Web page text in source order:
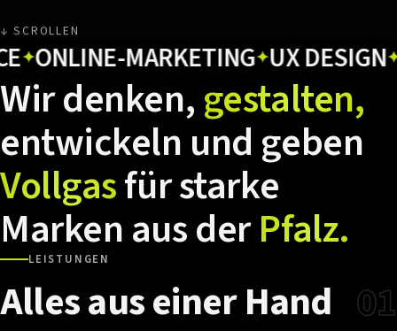
↓ SCROLLEN
MARKETING✦UX DESIGN✦
Wirdenken,gestalten,
entwickeln und geben
Vollgasfürstarke
MarkenausderPfalz.
LEISTUNGEN
AllesauseinerHand 01